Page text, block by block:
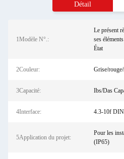
Détail
1Modèle N°.:
Le présent
ses
État
2Couleur: Grise/
3Capacité: Ibs/Das
4Interface: 4.3-10f
5Application du projet:
Pour les
(IP65)